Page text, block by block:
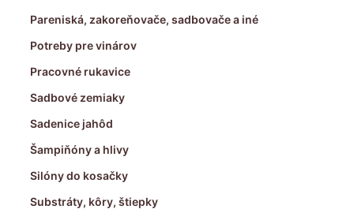
Pareniská, zakoreňovače, sadbovače a iné
Potreby pre vinárov
Pracovné rukavice
Sadbové zemiaky
Sadenice jahôd
Šampiňóny a hlivy
Silóny do kosačky
Substráty, kôry, štiepky